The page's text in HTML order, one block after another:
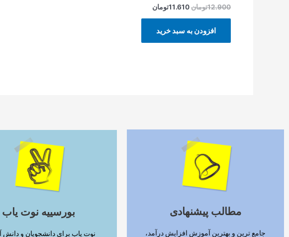
12.900تومان11.610تومان
افزودن به سبد خرید
مطالب پیشنهادی
جامع ترین و بهترین آموزش افزایش درآمد،
بورسییه نوت یاب
نوت یاب برای دانشجویان و دانش